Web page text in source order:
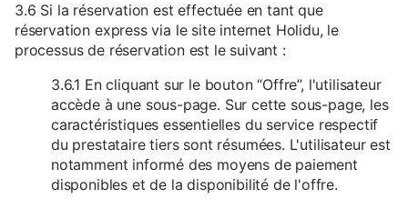
3.6 Si la réservation est effectuée en tant que
réservation express via le site internet Holidu, le
processus de réservation est le suivant :
3.6.1 En cliquant sur le bouton “Offre”, l'utilisateur
accède à une sous-page. Sur cette sous-page, les
caractéristiques essentielles du service respectif
du prestataire tiers sont résumées. L'utilisateur est
notamment informé des moyens de paiement
disponibles et de la disponibilité de l'offre.